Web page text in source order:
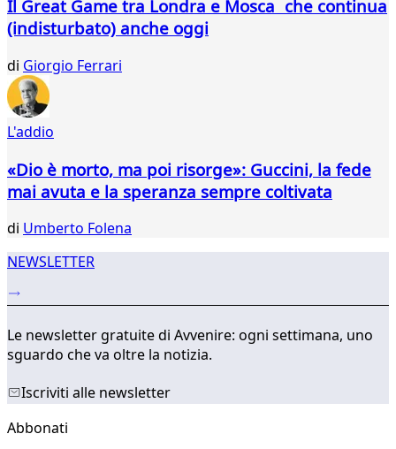
...
Il Great Game tra Londra e Mosca che continua
(indisturbato) anche oggi
di Giorgio Ferrari
L'addio
«Dio è morto, ma poi risorge»: Guccini, la fede
mai avuta e la speranza sempre coltivata
di Umberto Folena
NEWSLETTER
Le newsletter gratuite di Avvenire: ogni settimana, uno
sguardo che va oltre la notizia.
Iscriviti alle newsletter
Abbonati